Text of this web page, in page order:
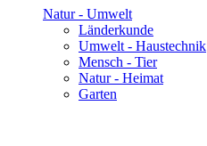
Natur - Umwelt
Länderkunde
Umwelt - Haustechnik
Mensch - Tier
Natur - Heimat
Garten